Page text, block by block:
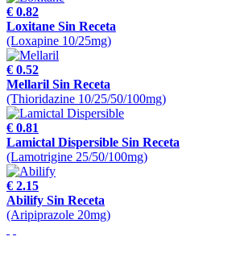
€ 0.82
Loxitane Sin Receta
(Loxapine 10/25mg)
€ 0.52
Mellaril Sin Receta
(Thioridazine 10/25/50/100mg)
€ 0.81
Lamictal Dispersible Sin Receta
(Lamotrigine 25/50/100mg)
€ 2.15
Abilify Sin Receta
(Aripiprazole 20mg)